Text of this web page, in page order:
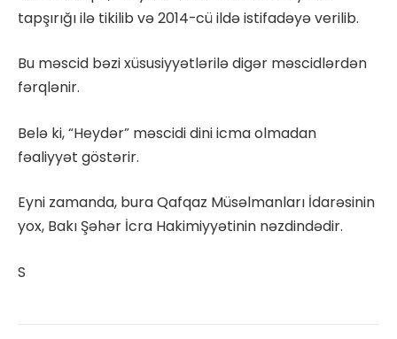
tapşırığı ilə tikilib və 2014-cü ildə istifadəyə verilib.
Bu məscid bəzi xüsusiyyətlərilə digər məscidlərdən
fərqlənir.
Belə ki, “Heydər” məscidi dini icma olmadan
fəaliyyət göstərir.
Eyni zamanda, bura Qafqaz Müsəlmanları İdarəsinin
yox, Bakı Şəhər İcra Hakimiyyətinin nəzdindədir.
S